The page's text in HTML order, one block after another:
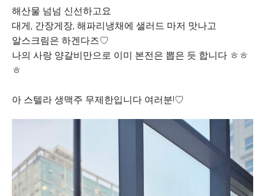
해산물 넘넘 신선하고요
대게, 간장게장, 해파리냉채에 샐러드 마저 맛나고
알스크림은 하겐다즈♡
나의 사랑 양갈비만으로 이미 본전은 뽑은 듯 합니다 ㅎㅎ
ㅎ
아 스텔라 생맥주 무제한입니다 여러분!♡